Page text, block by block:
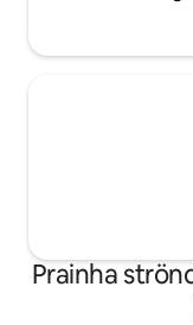
Prainha